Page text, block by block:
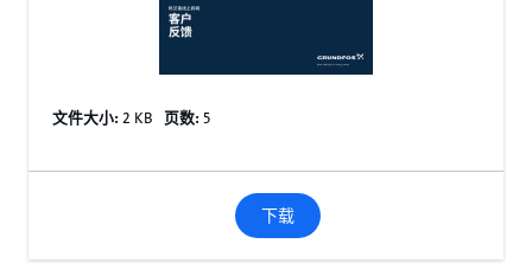
文件大小: 2 KB 页数: 5
下载